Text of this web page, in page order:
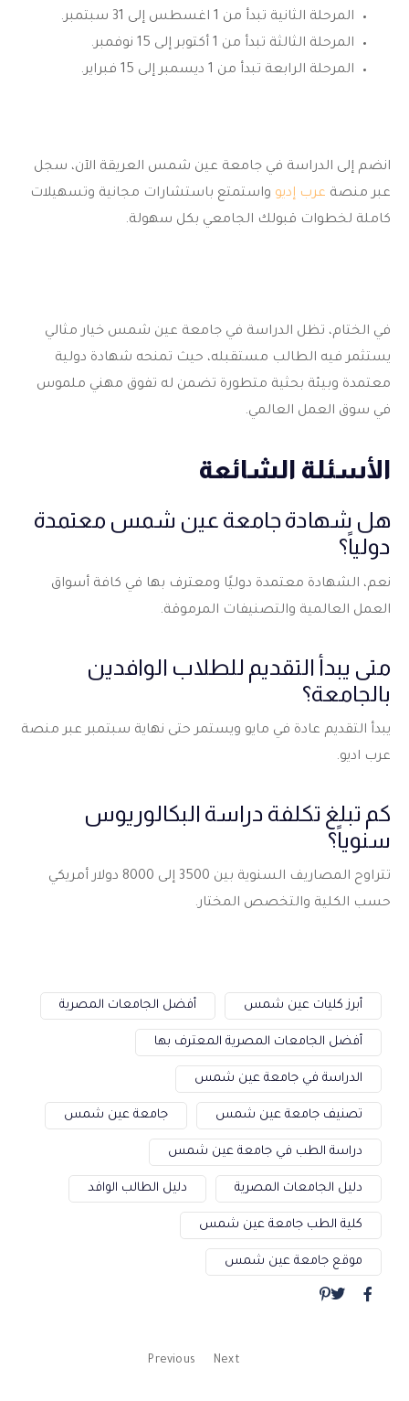
المرحلة الثانية تبدأ من 1 اغسطس إلى 31 سبتمبر.
المرحلة الثالثة تبدأ من 1 أكتوبر إلى 15 نوفمبر.
المرحلة الرابعة تبدأ من 1 ديسمبر إلى 15 فبراير.
انضم إلى الدراسة في جامعة عين شمس العريقة الآن، سجل
عبر منصة عرب إديو واستمتع باستشارات مجانية وتسهيلات
كاملة لخطوات قبولك الجامعي بكل سهولة.
في الختام، تظل الدراسة في جامعة عين شمس خيار مثالي
يستثمر فيه الطالب مستقبله، حيث تمنحه شهادة دولية
معتمدة وبيئة بحثية متطورة تضمن له تفوق مهني ملموس
في سوق العمل العالمي.
الأسئلة الشائعة
هل شهادة جامعة عين شمس معتمدة
دولياً؟
نعم، الشهادة معتمدة دوليًا ومعترف بها في كافة أسواق
العمل العالمية والتصنيفات المرموقة.
متى يبدأ التقديم للطلاب الوافدين
بالجامعة؟
يبدأ التقديم عادة في مايو ويستمر حتى نهاية سبتمبر عبر منصة
عرب اديو.
كم تبلغ تكلفة دراسة البكالوريوس
سنوياً؟
تتراوح المصاريف السنوية بين 3500 إلى 8000 دولار أمريكي
حسب الكلية والتخصص المختار.
أبرز كليات عين شمس أفضل الجامعات المصرية
أفضل الجامعات المصرية المعترف بها
الدراسة في جامعة عين شمس
تصنيف جامعة عين شمس جامعة عين شمس
دراسة الطب في جامعة عين شمس
دليل الجامعات المصرية دليل الطالب الوافد
كلية الطب جامعة عين شمس
موقع جامعة عين شمس
Previous Next